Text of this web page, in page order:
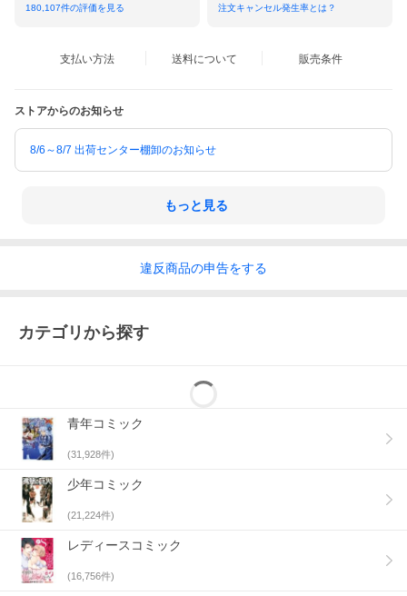
180,107件の評価を見る 注文キャンセル発生率とは？
支払い方法 送料について 販売条件
ストアからのお知らせ
8/6～8/7 出荷センター棚卸のお知らせ
もっと見る
違反商品の申告をする
カテゴリから探す
青年コミック
(31,928件)
少年コミック
(21,224件)
レディースコミック
(16,756件)